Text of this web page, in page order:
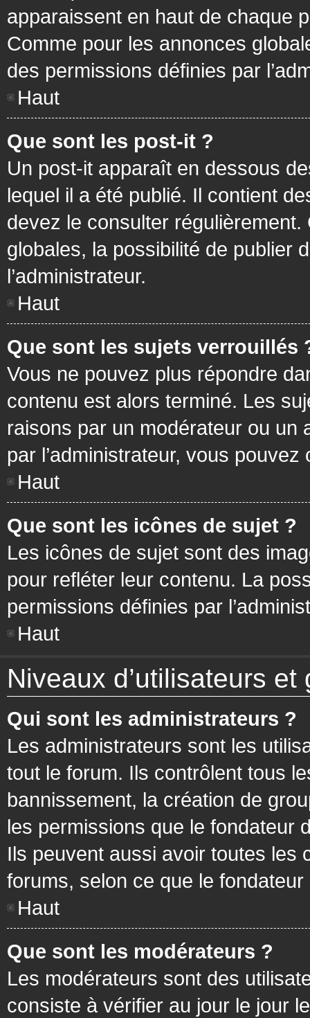
apparaissent en haut de chaque
Comme pour les annonces
des permissions définies par
Haut
Que sont les post-it ?
Un post-it apparaît en dessous
lequel il a été publié. Il contient
devez le consulter
globales, la possibilité de publier
l’administrateur.
Haut
Que sont les sujets verrouillés
Vous ne pouvez plus répondre
contenu est alors terminé. Les
raisons par un modérateur ou un
par l’administrateur, vous
Haut
Que sont les icônes de sujet ?
Les icônes de sujet sont des
pour refléter leur contenu. La
permissions définies par
Haut
Niveaux d’utilisateurs et
Qui sont les administrateurs ?
Les administrateurs sont les
tout le forum. Ils contrôlent tous
bannissement, la création de
les permissions que le fondateur
Ils peuvent aussi avoir toutes les
forums, selon ce que le
Haut
Que sont les modérateurs ?
Les modérateurs sont des
consiste à vérifier au jour le jour